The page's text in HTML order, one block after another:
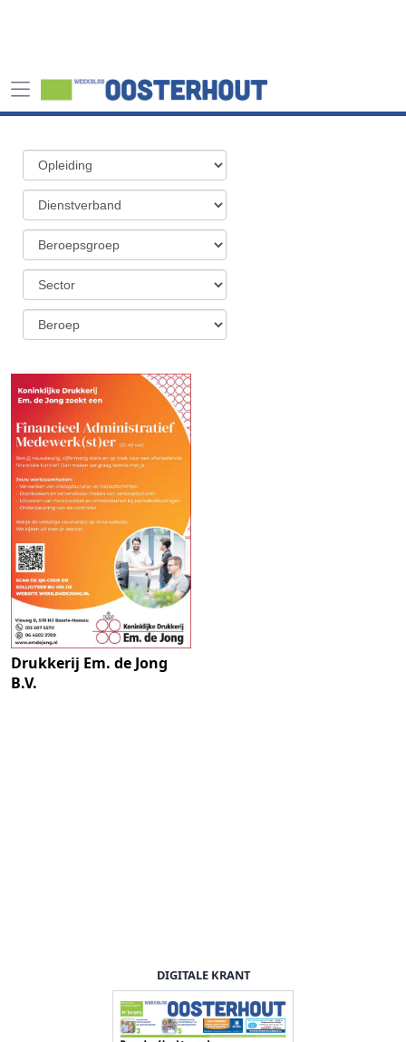
Drukkerij Em. de Jong
B.V.
DIGITALE KRANT